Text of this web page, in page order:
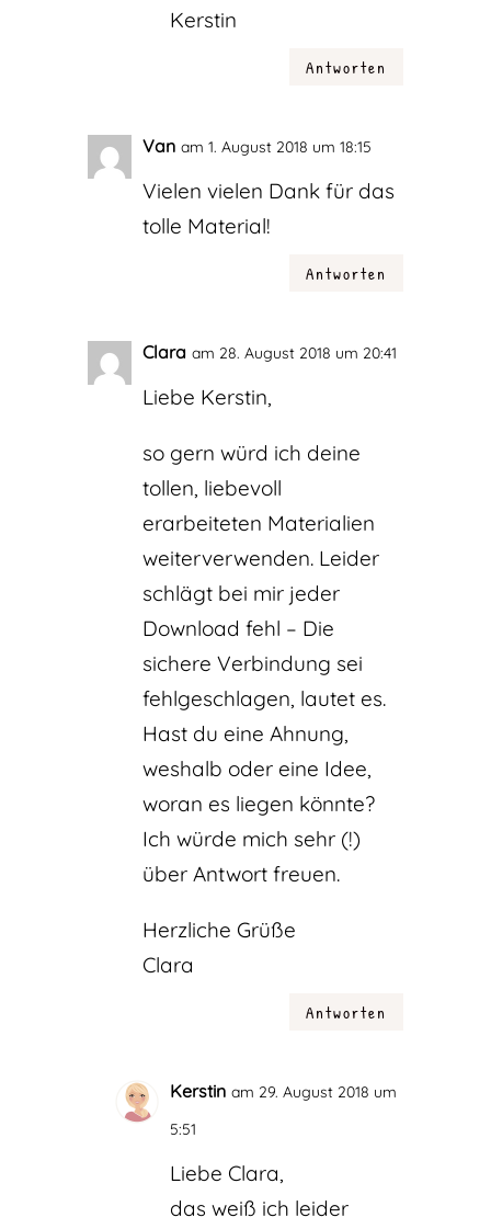
Kerstin
Antworten
Van am 1. August 2018 um 18:15
Vielen vielen Dank für das
tolle Material!
Antworten
Clara am 28. August 2018 um 20:41
Liebe Kerstin,
so gern würd ich deine
tollen, liebevoll
erarbeiteten Materialien
weiterverwenden. Leider
schlägt bei mir jeder
Download fehl – Die
sichere Verbindung sei
fehlgeschlagen, lautet es.
Hast du eine Ahnung,
weshalb oder eine Idee,
woran es liegen könnte?
Ich würde mich sehr (!)
über Antwort freuen.
Herzliche Grüße
Clara
Antworten
Kerstin am 29. August 2018 um
5:51
Liebe Clara,
das weiß ich leider